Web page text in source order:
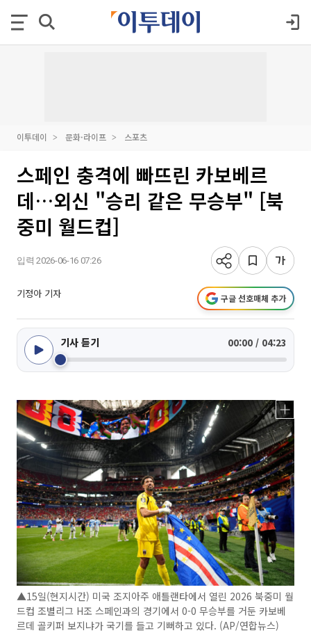
이투데이 문화·라이프 스포츠
스페인 충격에 빠뜨린 카보베르
데…외신 "승리 같은 무승부" [북
중미 월드컵]
입력 2026-06-16 07:26
기정아 기자 구글 선호매체 추가
기사 듣기 00:00 / 04:23
▲15일(현지시간) 미국 조지아주 애틀랜타에서 열린 2026 북중미 월
드컵 조별리그 H조 스페인과의 경기에서 0-0 무승부를 거둔 카보베
르데 골키퍼 보지냐가 국기를 들고 기뻐하고 있다. (AP/연합뉴스)